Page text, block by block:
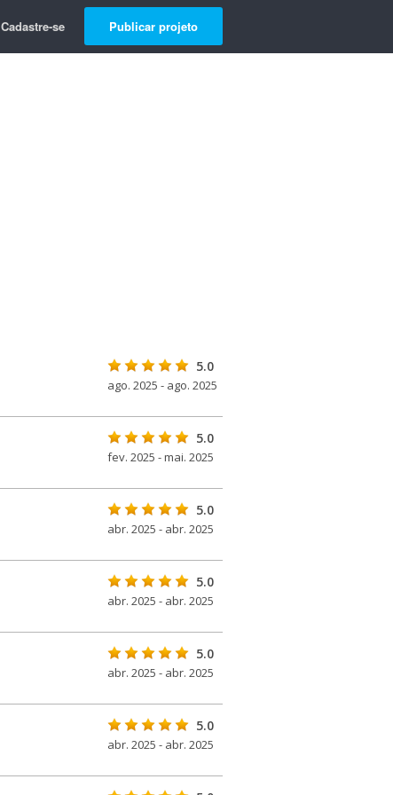
Cadastre-se Publicar projeto
5.0
ago. 2025 - ago. 2025
5.0
fev. 2025 - mai. 2025
5.0
abr. 2025 - abr. 2025
5.0
abr. 2025 - abr. 2025
5.0
abr. 2025 - abr. 2025
5.0
abr. 2025 - abr. 2025